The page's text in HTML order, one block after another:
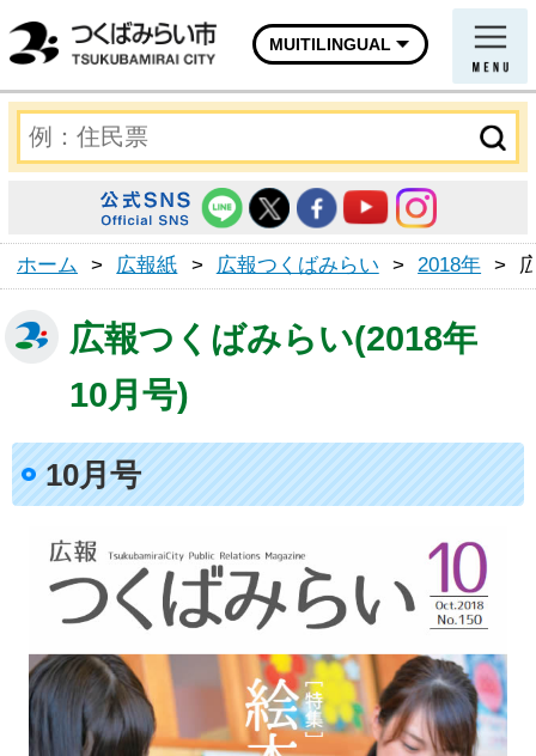
MUITILINGUAL
ホーム > 広報紙 > 広報つくばみらい > 2018年 >
広報つくばみらい(2018年
10月号)
10月号